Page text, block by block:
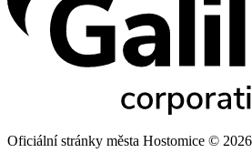
Oficiální stránky města Hostomice © 2026